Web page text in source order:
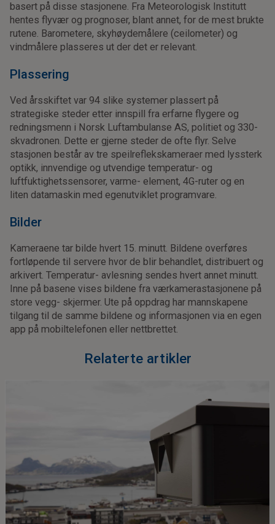
basert på disse stasjonene. Fra Meteorologisk Institutt
hentes flyvær og prognoser, blant annet, for de mest brukte
rutene. Barometere, skyhøydemålere (ceilometer) og
vindmålere plasseres ut der det er relevant.
Plassering
Ved årsskiftet var 94 slike systemer plassert på
strategiske steder etter innspill fra erfarne flygere og
redningsmenn i Norsk Luftambulanse AS, politiet og 330-
skvadronen. Dette er gjerne steder de ofte flyr. Selve
stasjonen består av tre speilreflekskameraer med lyssterk
optikk, innvendige og utvendige temperatur- og
luftfuktighetssensorer, varme- element, 4G-ruter og en
liten datamaskin med egenutviklet programvare.
Bilder
Kameraene tar bilde hvert 15. minutt. Bildene overføres
fortløpende til servere hvor de blir behandlet, distribuert og
arkivert. Temperatur- avlesning sendes hvert annet minutt.
Inne på basene vises bildene fra værkamerastasjonene på
store vegg- skjermer. Ute på oppdrag har mannskapene
tilgang til de samme bildene og informasjonen via en egen
app på mobiltelefonen eller nettbrettet.
Relaterte artikler